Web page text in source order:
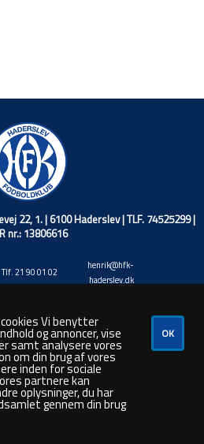
22, 1. | 6100 Haderslev | TLF. 74525299 |
nr.: 13806616
Tlf. 21 90 01 02
henrik@hfk-
haderslev.dk
Tlf. 20 88 92 20
jacob@hfk-
haderslev.dk
Tlf. 48 80 50 26
rasmus@hfk-
haderslev.dk
Tlf. 66 44 35 87
steven@hfk-
haderslev.dk
Vi benytter
og annoncer, vise
samt analysere vores
om din brug af vores
inden for sociale
partnere kan
oplysninger, du har
gennem din brug